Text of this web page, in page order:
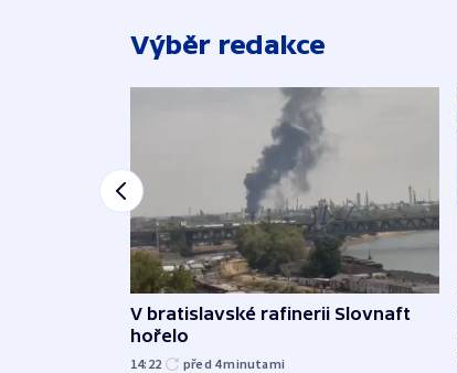
Výběr redakce
V bratislavské rafinerii Slovnaft
hořelo
14:22 před 4minutami